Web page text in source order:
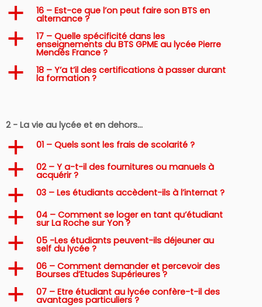
a 16 – Est-ce que l’on peut faire son BTS en
alternance ?
a 17 – Quelle spécificité dans les
enseignements du BTS GPME au lycée Pierre
Mendès France ?
a 18 – Y’a t’il des certifications à passer durant
la formation ?
2 - La vie au lycée et en dehors…
a 01 – Quels sont les frais de scolarité ?
a 02 – Y a-t-il des fournitures ou manuels à
acquérir ?
a 03 – Les étudiants accèdent-ils à l’internat ?
a 04 – Comment se loger en tant qu’étudiant
sur La Roche sur Yon ?
a 05 -Les étudiants peuvent-ils déjeuner au
self du lycée ?
a 06 – Comment demander et percevoir des
Bourses d’Etudes Supérieures ?
a 07 – Etre étudiant au lycée confère-t-il des
avantages particuliers ?